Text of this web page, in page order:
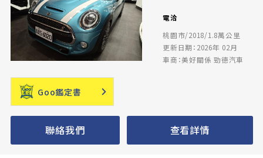
電洽
桃園市/2018/1.8萬公里
更新日期：2026年 02月
車商：美好關係 勁德汽車
Goo鑑定書
聯絡我們 查看詳情